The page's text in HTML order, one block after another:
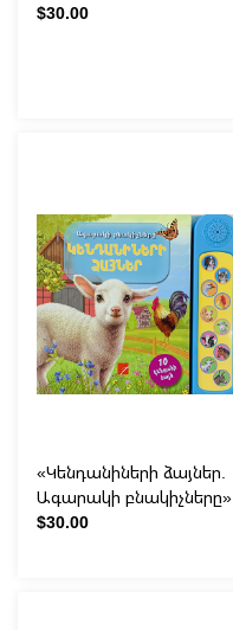
$30.00
«Կենդանիների ձայներ.
Ագարակի բնակիչները»
$30.00